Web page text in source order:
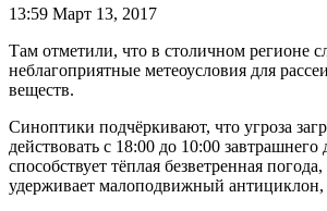
13:59 Март 13, 2017
Там отметили, что в столичном регионе
неблагоприятные метеоусловия для
веществ.
Синоптики подчёркивают, что угроза
действовать с 18:00 до 10:00
способствует тёплая безветренная
удерживает малоподвижный